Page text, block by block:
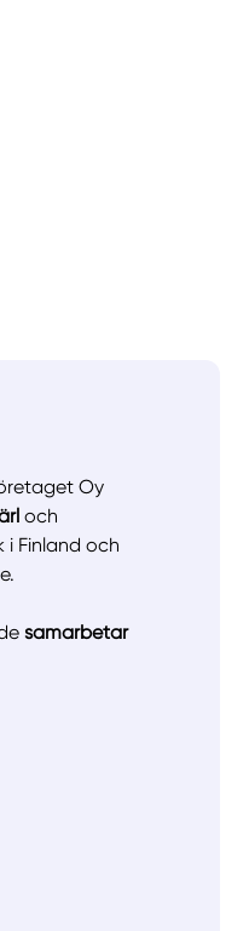
Oy
och
i Finland och
samarbetar